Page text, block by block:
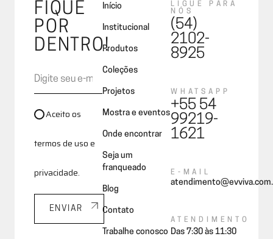
FIQUE
POR
DENTRO!
Aceito os
termos de uso e
privacidade.
ENVIAR
Início
Institucional
Produtos
Coleções
Projetos
Mostra e eventos
Onde encontrar
Seja um
franqueado
Blog
Contato
Trabalhe conosco
LIGUE PARA
NÓS
(54)
2102-
8925
WHATSAPP
+55 54
99219-
1621
E-MAIL
ATENDIMENTO
Das 7:30 às 11:30